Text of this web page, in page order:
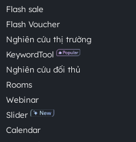
Flash sale
Flash Voucher
Nghiên cứu thị trường
KeywordTool
Nghiên cứu đối thủ
Rooms
Webinar
Slider
Calendar